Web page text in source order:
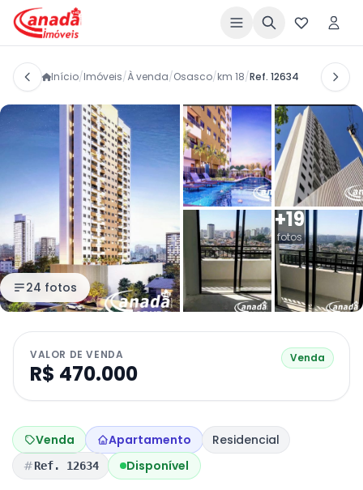
Início/Imóveis/À venda/Osasco/km 18/Ref. 12634
+19
fotos
24 fotos
VALOR DE VENDA
R$ 470.000
Venda
Venda Apartamento Residencial
Ref. 12634 Disponível